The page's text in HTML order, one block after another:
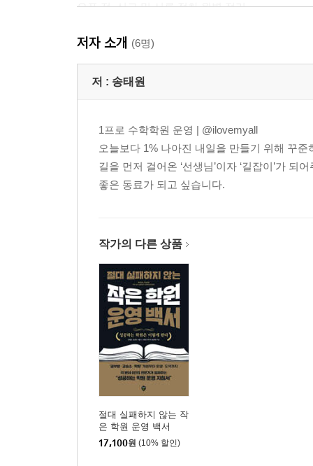
오픈 전, 신고 및 서류 절차 완벽 정리
개원 전 학원 홍보, 제발 이렇게만 하세요!
커리큘럼 및 반 구성의 원리
우리 지역 학구열 파악하기
1 돈 버는 시간표 짜기
2 상담 성공률 100%, 입회를 부르는 상담의 기술
3 성적의 상승 곡선을 이루는 수업 만들기
6 성적과 학부모님을 동시에 사수하는 숙제 관리
7 학원 이동이 많은 시기는 따로 있다?
8 학생을 잘 다룬다는 말의 진짜 의미
9 고정 비용 똑똑하게 관리하기
10 원장님의 역량을 키우는 전문가 교육
PART 4. 억대 매출 학원 만들기: 작은 학원을 고속
입시 공부, 차별화된 커리큘럼의 지름길
잘 만든 자체 교재, 열 기출문제집 안 부럽다
한 끗이 다른 판서 노하우
저자 소개 (6명)
저 : 송태원
1프로 수학학원 운영 | @ilovemyall
오늘보다 1% 나아진 내일을 만들기 위해 꾸
길을 먼저 걸어온 ‘선생님’이자 ‘길잡이’가
좋은 동료가 되고 싶습니다.
작가의 다른 상품
절대 실패하지 않는 작
은 학원 운영 백서
17,100원 (10% 할인)